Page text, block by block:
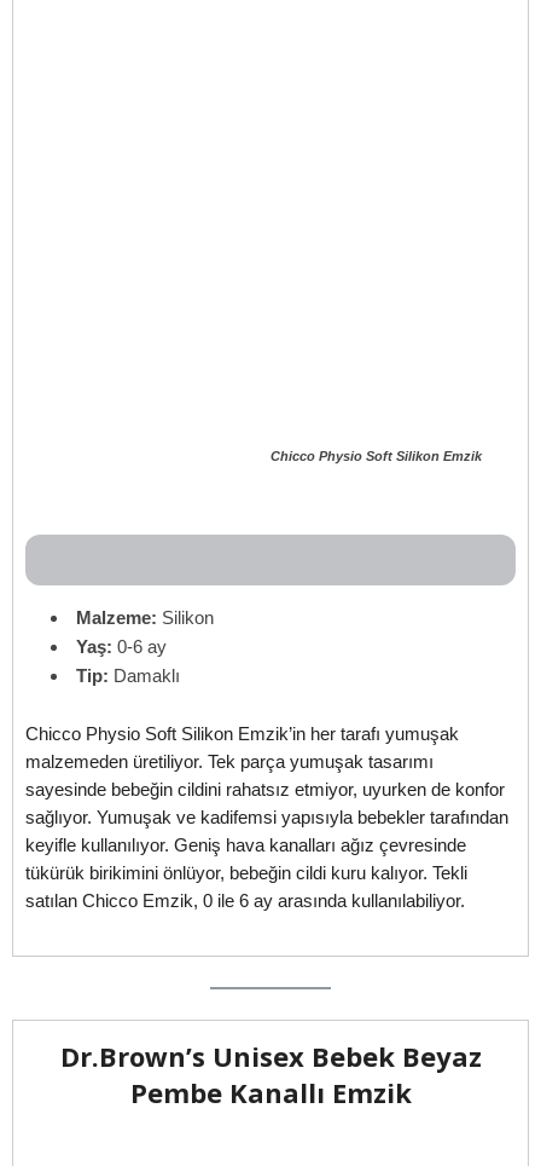
Chicco Physio Soft Silikon Emzik
Malzeme: Silikon
Yaş: 0-6 ay
Tip: Damaklı
Chicco Physio Soft Silikon Emzik’in her tarafı yumuşak
malzemeden üretiliyor. Tek parça yumuşak tasarımı
sayesinde bebeğin cildini rahatsız etmiyor, uyurken de konfor
sağlıyor. Yumuşak ve kadifemsi yapısıyla bebekler tarafından
keyifle kullanılıyor. Geniş hava kanalları ağız çevresinde
tükürük birikimini önlüyor, bebeğin cildi kuru kalıyor. Tekli
satılan Chicco Emzik, 0 ile 6 ay arasında kullanılabiliyor.
Dr.Brown’s Unisex Bebek Beyaz
Pembe Kanallı Emzik